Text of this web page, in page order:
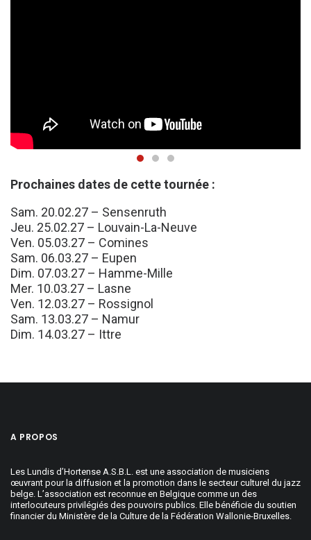
Prochaines dates de cette tournée :
Sam. 20.02.27 – Sensenruth
Jeu. 25.02.27 – Louvain-La-Neuve
Ven. 05.03.27 – Comines
Sam. 06.03.27 – Eupen
Dim. 07.03.27 – Hamme-Mille
Mer. 10.03.27 – Lasne
Ven. 12.03.27 – Rossignol
Sam. 13.03.27 – Namur
Dim. 14.03.27 – Ittre
A PROPOS
Les Lundis d’Hortense A.S.B.L. est une association de musiciens
œuvrant pour la diffusion et la promotion dans le secteur culturel du jazz
belge. L’association est reconnue en Belgique comme un des
interlocuteurs privilégiés des pouvoirs publics. Elle bénéficie du soutien
financier du Ministère de la Culture de la Fédération Wallonie-Bruxelles.